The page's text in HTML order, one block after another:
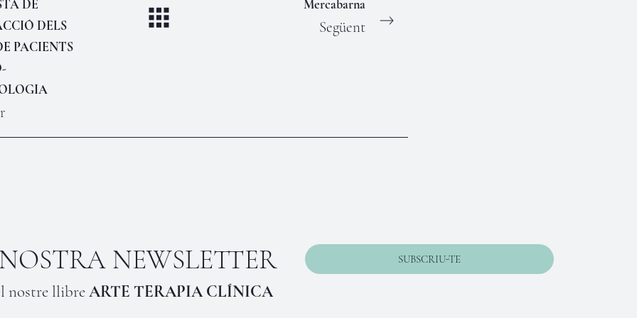
DE
DELS
PACIENTS
Mercabarna
Següent
NEWSLETTER
nostre llibreARTE TERAPIA CLÍNICA
SUBSCRIU-TE